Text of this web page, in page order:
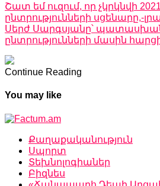
Շատ եմ ուզում, որ չկրկնվի
ընտրությունների սցենարը,-
Սերժ Սարգսյանը՝
ընտրությունների մասին
Continue Reading
You may like
Քաղաքականություն
Սպորտ
Տեխնոլոգիաներ
Բիզնես